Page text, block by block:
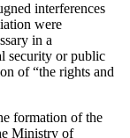
interferences
were
in a
security or public
of “the rights and
formation of the
Ministry of